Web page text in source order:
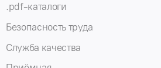
.pdf-каталоги
Безопасность труда
Служба качества